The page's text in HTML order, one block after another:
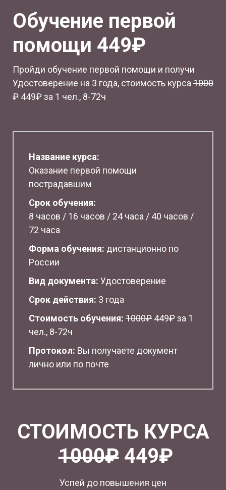
Обучение первой
помощи 449₽
Пройди обучение первой помощи и получи
Удостоверение на 3 года, стоимость курса1000
₽ 449₽ за 1 чел., 8-72ч
Название курса:
Оказание первой помощи
пострадавшим
Срок обучения:
8 часов / 16 часов / 24 часа / 40 часов /
72 часа
Форма обучения: дистанционно по
России
Вид документа: Удостоверение
Срок действия: 3 года
Стоимость обучения: 1000₽ 449₽ за 1
чел., 8-72ч
Протокол: Вы получаете документ
лично или по почте
СТОИМОСТЬ КУРСА
1000₽449₽
Успей до повышения цен